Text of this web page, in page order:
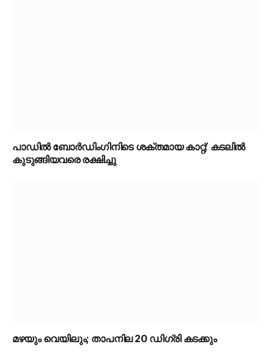
പാഡിൽ ബോർഡിംഗിനിടെ ശക്തമായ കാറ്റ്; കടലിൽ
കുടുങ്ങിയവരെ രക്ഷിച്ചു
മഴയും വെയിലും; താപനില 20 ഡിഗ്രി കടക്കും